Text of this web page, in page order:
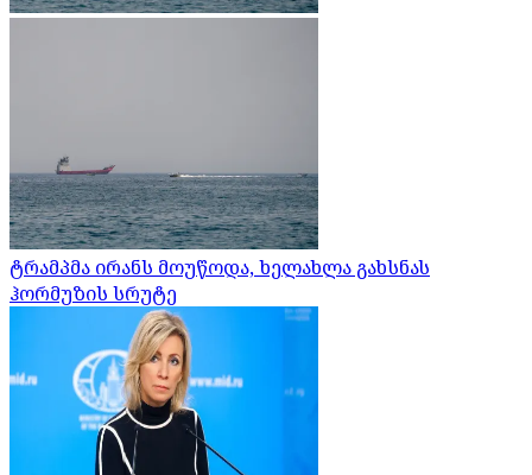
ტრამპმა ირანს მოუწოდა, ხელახლა გახსნას
ჰორმუზის სრუტე